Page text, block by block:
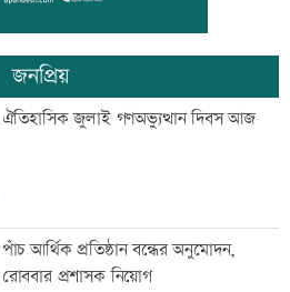
সঠিক সময়ে আসেননি পরীমনি, পেছালো
শুনানি
‘দেশ পরিচালনায় সরকার ব্যর্থ হলে তখন
সমালোচনা করবেন’
জনপ্রিয়
ঐতিহাসিক জুলাই গণঅভ্যুত্থান দিবস আজ
পাঁচ আর্থিক প্রতিষ্ঠান বন্ধের অনুমোদন,
রোববার প্রশাসক নিয়োগ